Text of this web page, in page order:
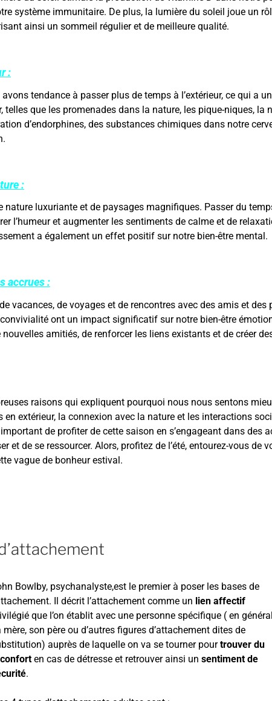
système immunitaire. De plus, la lumière du soleil joue un
ainsi un sommeil régulier et de meilleure qualité.
:
avons tendance à passer plus de temps à l’extérieur, ce qui a
telles que les promenades dans la nature, les pique-niques,
d’endorphines, des substances chimiques dans notre
:
nature luxuriante et de paysages magnifiques. Passer du
l’humeur et augmenter les sentiments de calme et de
a également un effet positif sur notre bien-être mental.
accrues :
vacances, de voyages et de rencontres avec des amis et
ont un impact significatif sur notre bien-être
amitiés, de renforcer les liens existants et de créer
raisons qui expliquent pourquoi nous nous sentons
en extérieur, la connexion avec la nature et les interactions
de profiter de cette saison en s’engageant dans des
et de se ressourcer. Alors, profitez de l’été, entourez-vous de
vague de bonheur estival.
Bowlby, psychanalyste,est le premier à poser les bases de
Il décrit l’attachement comme un lien affectif
que l’on établit avec une personne spécifique ( en général
mère, son père ou d’autres figures d’attachement dites de
auprès de laquelle on va se tourner pourtrouver du
en cas de détresse et retrouver ainsi un sentiment de
.